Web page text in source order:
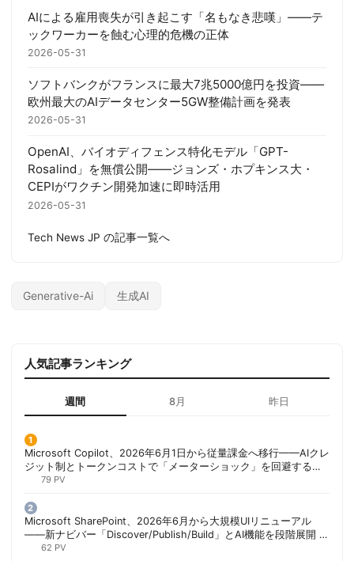
AIによる雇用喪失が引き起こす「名もなき悲嘆」——テ
ックワーカーを蝕む心理的危機の正体
2026-05-31
ソフトバンクがフランスに最大7兆5000億円を投資——
欧州最大のAIデータセンター5GW整備計画を発表
2026-05-31
OpenAI、バイオディフェンス特化モデル「GPT-
Rosalind」を無償公開——ジョンズ・ホプキンス大・
CEPIがワクチン開発加速に即時活用
2026-05-31
Tech News JP の記事一覧へ
Generative-Ai 生成AI
人気記事ランキング
週間 8月 昨日
Microsoft Copilot、2026年6月1日から従量課金へ移行——AIクレ
ジット制とトークンコストで「メーターショック」を回避する方
法 | 胡田昌彦
79 PV
Microsoft SharePoint、2026年6月から大規模UIリニューアル
——新ナビバー「Discover/Publish/Build」とAI機能を段階展開 |
胡田昌彦
62 PV